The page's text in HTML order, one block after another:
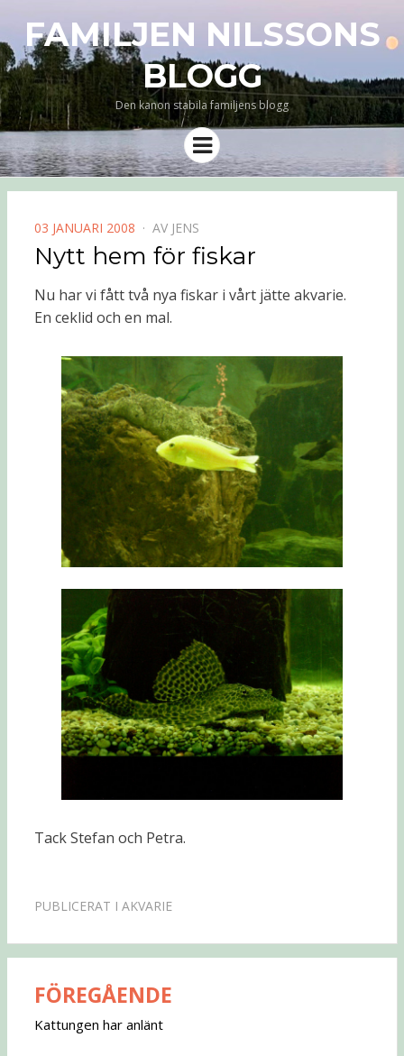
FAMILJEN NILSSONS
BLOGG
Den kanon stabila familjens blogg
Meny
PUBLICERAD
DEN
03 JANUARI 2008 AV JENS
Nytt hem för fiskar
Nu har vi fått två nya fiskar i vårt jätte akvarie.
En ceklid och en mal.
Tack Stefan och Petra.
PUBLICERAT I AKVARIE
Inläggsnavigering
FÖREGÅENDE
Kattungen har anlänt